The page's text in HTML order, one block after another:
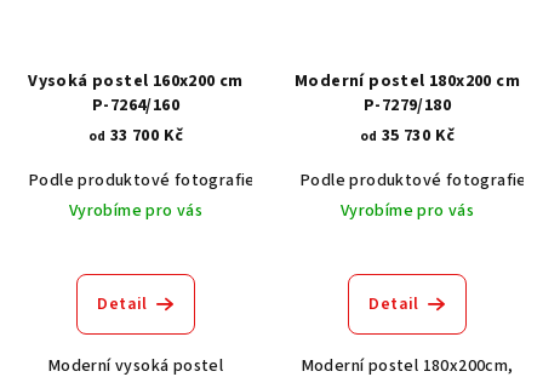
Vysoká postel 160x200 cm
P-7264/160
od 33 700 Kč
Podle produktové fotografie
Akát vintage BT1551
Dub světlý
Vyrobíme pro vás
Detail
Moderní vysoká postel
Moderní postel 180x200 cm
P-7279/180
od 35 730 Kč
Podle produktové fotografie
Vyrobíme pro vás
Detail
Moderní postel 180x200cm,